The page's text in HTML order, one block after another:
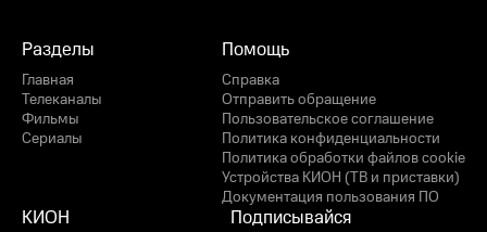
Разделы
Главная
Телеканалы
Фильмы
Сериалы
Помощь
Справка
Отправить обращение
Пользовательское соглашение
Политика конфиденциальности
Политика обработки файлов cookie
Устройства КИОН (ТВ и приставки)
Документация пользования ПО
КИОН Подписывайся